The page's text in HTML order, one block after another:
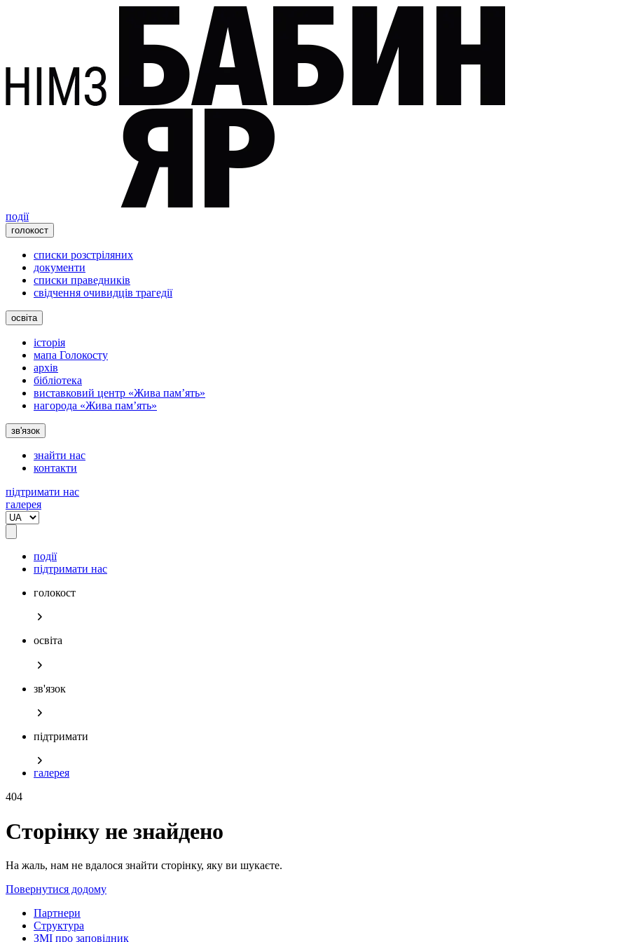
події
голокост
списки розстріляних
документи
списки праведників
свідчення очивидців трагедії
освіта
історія
мапа Голокосту
архів
бібліотека
виставковий центр «Жива пам’ять»
нагорода «Жива пам’ять»
зв'язок
знайти нас
контакти
підтримати нас
галерея
події
підтримати нас
голокост
освіта
зв'язок
підтримати
галерея
404
Сторінку не знайдено
На жаль, нам не вдалося знайти сторінку, яку ви шукаєте.
Повернутися додому
Партнери
Структура
ЗМІ про заповідник